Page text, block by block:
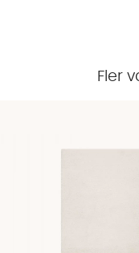
Fler
TEDD Matta Vit 133x190